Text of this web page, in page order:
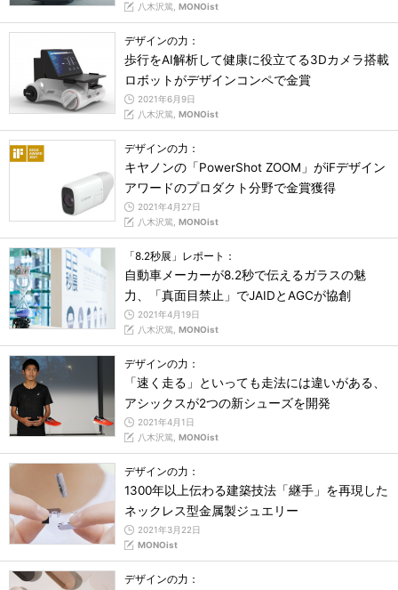
八木沢篤, MONOist
デザインの力：
歩行をAI解析して健康に役立てる3Dカメラ搭載
ロボットがデザインコンペで金賞
2021年6月9日
八木沢篤, MONOist
デザインの力：
キヤノンの「PowerShot ZOOM」がiFデザイン
アワードのプロダクト分野で金賞獲得
2021年4月27日
八木沢篤, MONOist
「8.2秒展」レポート：
自動車メーカーが8.2秒で伝えるガラスの魅
力、「真面目禁止」でJAIDとAGCが協創
2021年4月19日
八木沢篤, MONOist
デザインの力：
「速く走る」といっても走法には違いがある、
アシックスが2つの新シューズを開発
2021年4月1日
八木沢篤, MONOist
デザインの力：
1300年以上伝わる建築技法「継手」を再現した
ネックレス型金属製ジュエリー
2021年3月22日
MONOist
デザインの力：